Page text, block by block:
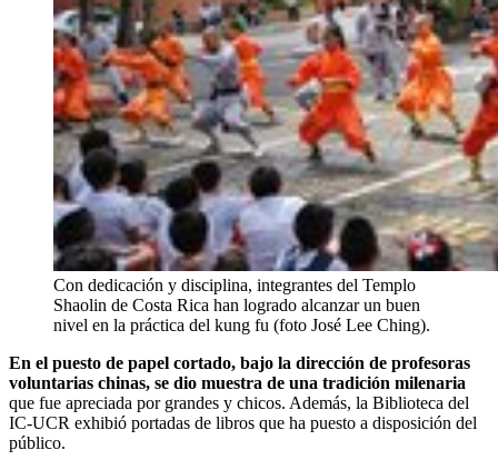
Con dedicación y disciplina, integrantes del Templo
Shaolin de Costa Rica han logrado alcanzar un buen
nivel en la práctica del kung fu (foto José Lee Ching).
En el puesto de papel cortado, bajo la dirección de profesoras
voluntarias chinas, se dio muestra de una tradición milenaria
que fue apreciada por grandes y chicos. Además, la Biblioteca del
IC-UCR exhibió portadas de libros que ha puesto a disposición del
público.